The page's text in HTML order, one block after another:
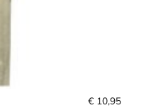
€ 10,95